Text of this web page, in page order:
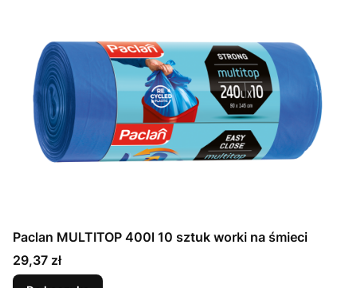
Paclan MULTITOP 400l 10 sztuk worki na śmieci
Cena
29,37 zł